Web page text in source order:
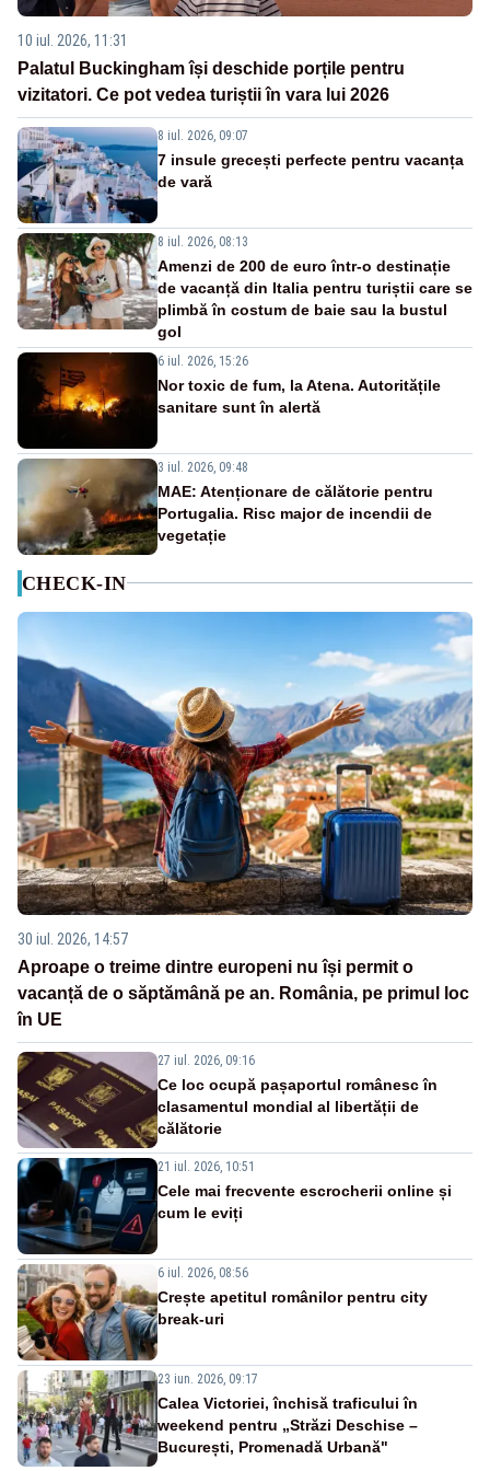
10 iul. 2026, 11:31
Palatul Buckingham își deschide porțile pentru
vizitatori. Ce pot vedea turiștii în vara lui 2026
8 iul. 2026, 09:07
7 insule grecești perfecte pentru vacanța
de vară
8 iul. 2026, 08:13
Amenzi de 200 de euro într-o destinație
de vacanță din Italia pentru turiștii care se
plimbă în costum de baie sau la bustul
gol
6 iul. 2026, 15:26
Nor toxic de fum, la Atena. Autoritățile
sanitare sunt în alertă
3 iul. 2026, 09:48
MAE: Atenționare de călătorie pentru
Portugalia. Risc major de incendii de
vegetație
CHECK-IN
30 iul. 2026, 14:57
Aproape o treime dintre europeni nu își permit o
vacanță de o săptămână pe an. România, pe primul loc
în UE
27 iul. 2026, 09:16
Ce loc ocupă pașaportul românesc în
clasamentul mondial al libertății de
călătorie
21 iul. 2026, 10:51
Cele mai frecvente escrocherii online și
cum le eviți
6 iul. 2026, 08:56
Crește apetitul românilor pentru city
break-uri
23 iun. 2026, 09:17
Calea Victoriei, închisă traficului în
weekend pentru „Străzi Deschise –
București, Promenadă Urbană"